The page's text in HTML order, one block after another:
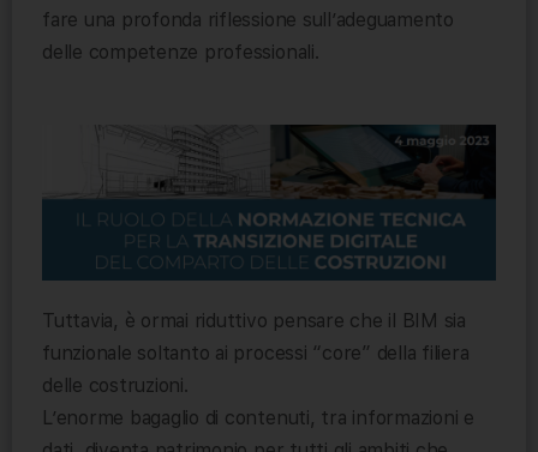
fare una profonda riflessione sull’adeguamento
delle competenze professionali.
Tuttavia, è ormai riduttivo pensare che il BIM sia
funzionale soltanto ai processi “core” della filiera
delle costruzioni.
L’enorme bagaglio di contenuti, tra informazioni e